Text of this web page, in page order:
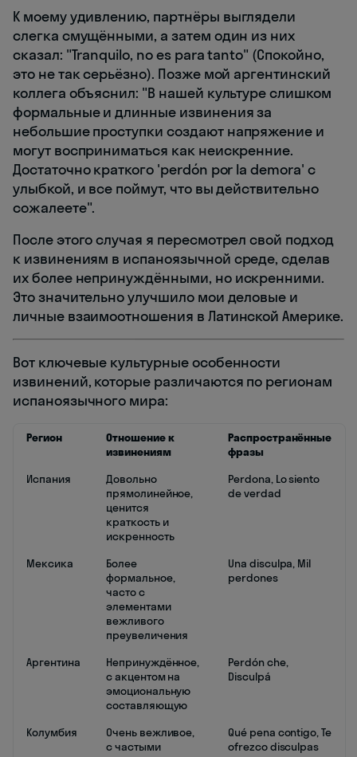
К моему удивлению, партнёры выглядели
слегка смущёнными, а затем один из них
сказал: "Tranquilo, no es para tanto" (Спокойно,
это не так серьёзно). Позже мой аргентинский
коллега объяснил: "В нашей культуре слишком
формальные и длинные извинения за
небольшие проступки создают напряжение и
могут восприниматься как неискренние.
Достаточно краткого 'perdón por la demora' с
улыбкой, и все поймут, что вы действительно
сожалеете".
После этого случая я пересмотрел свой подход
к извинениям в испаноязычной среде, сделав
их более непринуждёнными, но искренними.
Это значительно улучшило мои деловые и
личные взаимоотношения в Латинской Америке.
Вот ключевые культурные особенности
извинений, которые различаются по регионам
испаноязычного мира:
Регион
Отношение к
извинениям
Распространённые
фразы
Испания
Довольно
прямолинейное,
ценится
краткость и
искренность
Perdona, Lo siento
de verdad
Мексика
Более
формальное,
часто с
элементами
вежливого
преувеличения
Una disculpa, Mil
perdones
Аргентина
Непринуждённое,
с акцентом на
эмоциональную
составляющую
Perdón che,
Disculpá
Колумбия
Очень вежливое,
с частыми
Qué pena contigo, Te
ofrezco disculpas